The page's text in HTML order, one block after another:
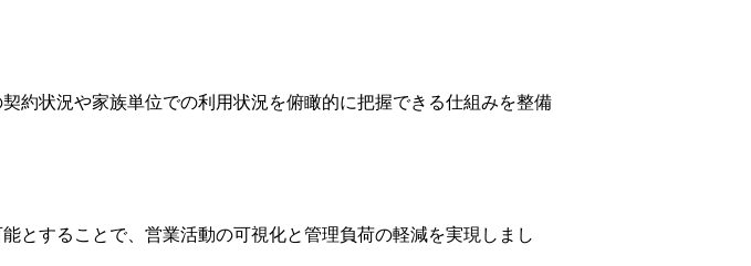
約状況や家族単位での利用状況を俯瞰的に把握できる仕組みを整備
とすることで、営業活動の可視化と管理負荷の軽減を実現しまし